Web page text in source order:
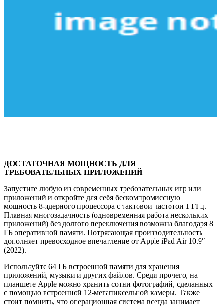
ДОСТАТОЧНАЯ МОЩНОСТЬ ДЛЯ
ТРЕБОВАТЕЛЬНЫХ ПРИЛОЖЕНИЙ
Запустите любую из современных требовательных игр или
приложений и откройте для себя бескомпромиссную
мощность 8-ядерного процессора с тактовой частотой 1 ГГц.
Плавная многозадачность (одновременная работа нескольких
приложений) без долгого переключения возможна благодаря 8
ГБ оперативной памяти. Потрясающая производительность
дополняет превосходное впечатление от Apple iPad Air 10.9″
(2022).
Используйте 64 ГБ встроенной памяти для хранения
приложений, музыки и других файлов. Среди прочего, на
планшете Apple можно хранить сотни фотографий, сделанных
с помощью встроенной 12-мегапиксельной камеры. Также
стоит помнить, что операционная система всегда занимает